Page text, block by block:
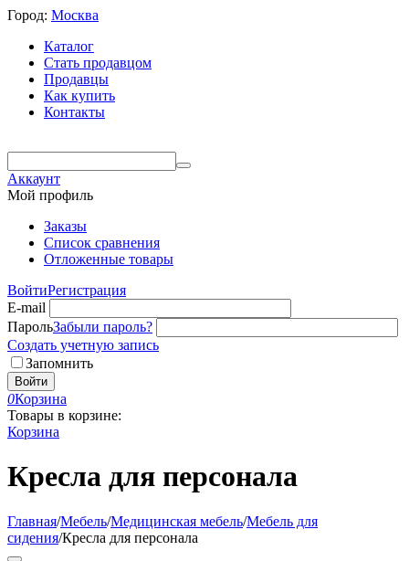
Город: Москва
Каталог
Стать продавцом
Продавцы
Как купить
Контакты
Аккаунт
Мой профиль
Заказы
Список сравнения
Отложенные товары
ВойтиРегистрация
E-mail
ПарольЗабыли пароль?
Создать учетную запись
Запомнить
Войти
0Корзина
Товары в корзине:
Корзина
Кресла для персонала
Главная/Мебель/Медицинская мебель/Мебель для
сидения/Кресла для персонала